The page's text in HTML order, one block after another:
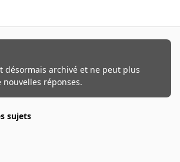
désormais archivé et ne peut plus
nouvelles réponses.
sujets